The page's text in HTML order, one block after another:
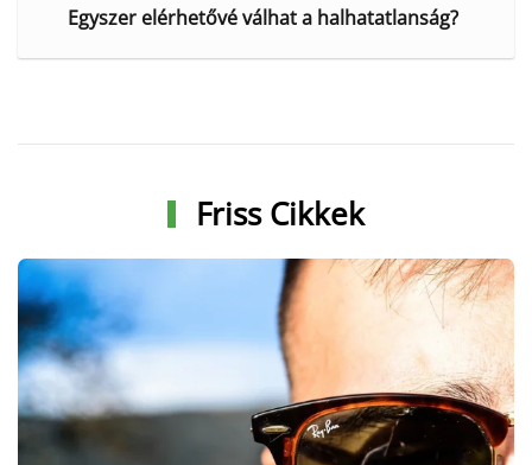
Egyszer elérhetővé válhat a halhatatlanság?
Friss Cikkek